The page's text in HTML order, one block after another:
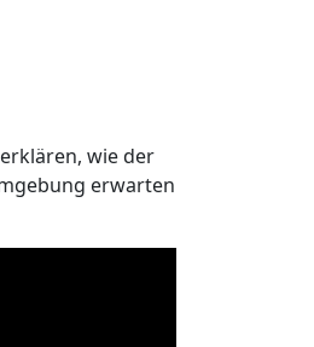
wie der
erwarten